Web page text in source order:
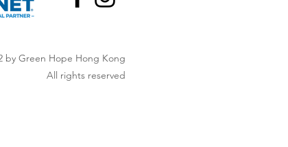
by Green Hope Hong Kong
All rights reserved